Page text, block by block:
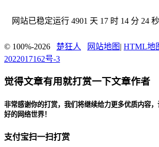
网站已稳定运行 4901 天 17 时 14 分 25 秒
© 100%-2026 楚狂人 网站地图 | HTML地
2022017162号-3
觉得文章有用就打赏一下文章作者
非常感谢你的打赏，我们将继续给力更多优质内容
好的网络世界！
支付宝扫一扫打赏